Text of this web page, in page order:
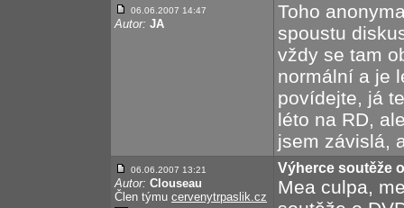
06.06.2007 14:47
Autor: JA
Toho
spoustu
vždy se tam
normální a je
povídejte, já
léto na RD,
jsem závislá,
06.06.2007 13:21
Autor: Clouseau
Člen týmu cervenytrpaslik.cz
Výherce soutěže
Mea culpa,